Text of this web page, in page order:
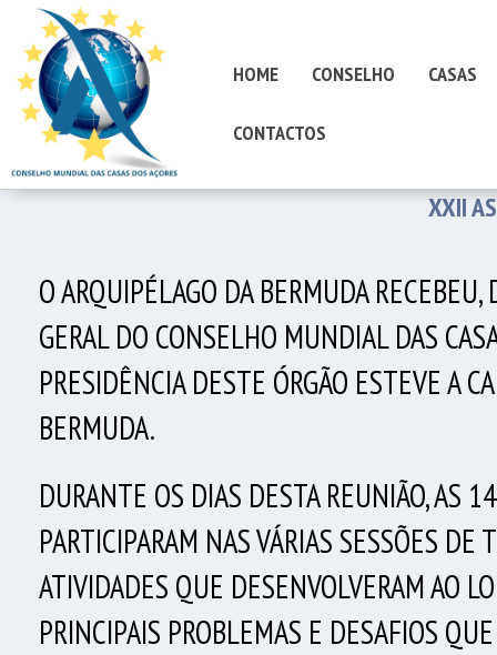
HOME CONSELHO CASAS
CONTACTOS
XXII
O ARQUIPÉLAGO DA BERMUDA
GERAL DO CONSELHO MUNDIAL DAS
PRESIDÊNCIA DESTE ÓRGÃO ESTEVE A
BERMUDA.
DURANTE OS DIAS DESTA REUNIÃO, AS
PARTICIPARAM NAS VÁRIAS SESSÕES
ATIVIDADES QUE DESENVOLVERAM AO
PRINCIPAIS PROBLEMAS E DESAFIOS